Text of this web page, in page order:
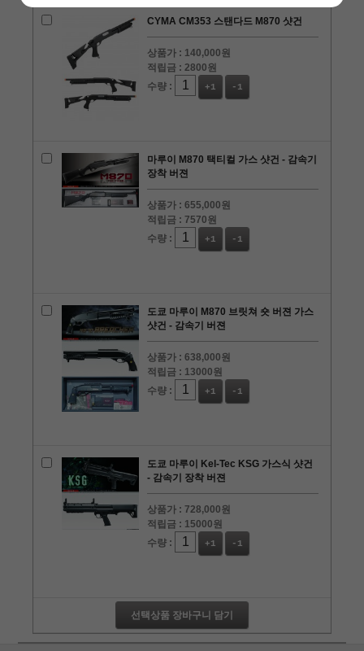
CYMA CM353 스탠다드 M870 샷건
상품가 : 140,000원
적립금 :2800원
수량 :
+1 -1
마루이 M870 택티컬 가스 샷건 - 감속기
장착 버젼
상품가 :655,000원
적립금 :7570원
수량 :
+1 -1
도쿄 마루이 M870 브릿쳐 숏 버젼 가스
샷건 - 감속기 버젼
상품가 :638,000원
적립금 : 13000원
수량 :
+1 -1
도쿄 마루이 Kel-Tec KSG 가스식 샷건
- 감속기 장착 버젼
상품가 :728,000원
적립금 : 15000원
수량 :
+1 -1
선택상품 장바구니 담기